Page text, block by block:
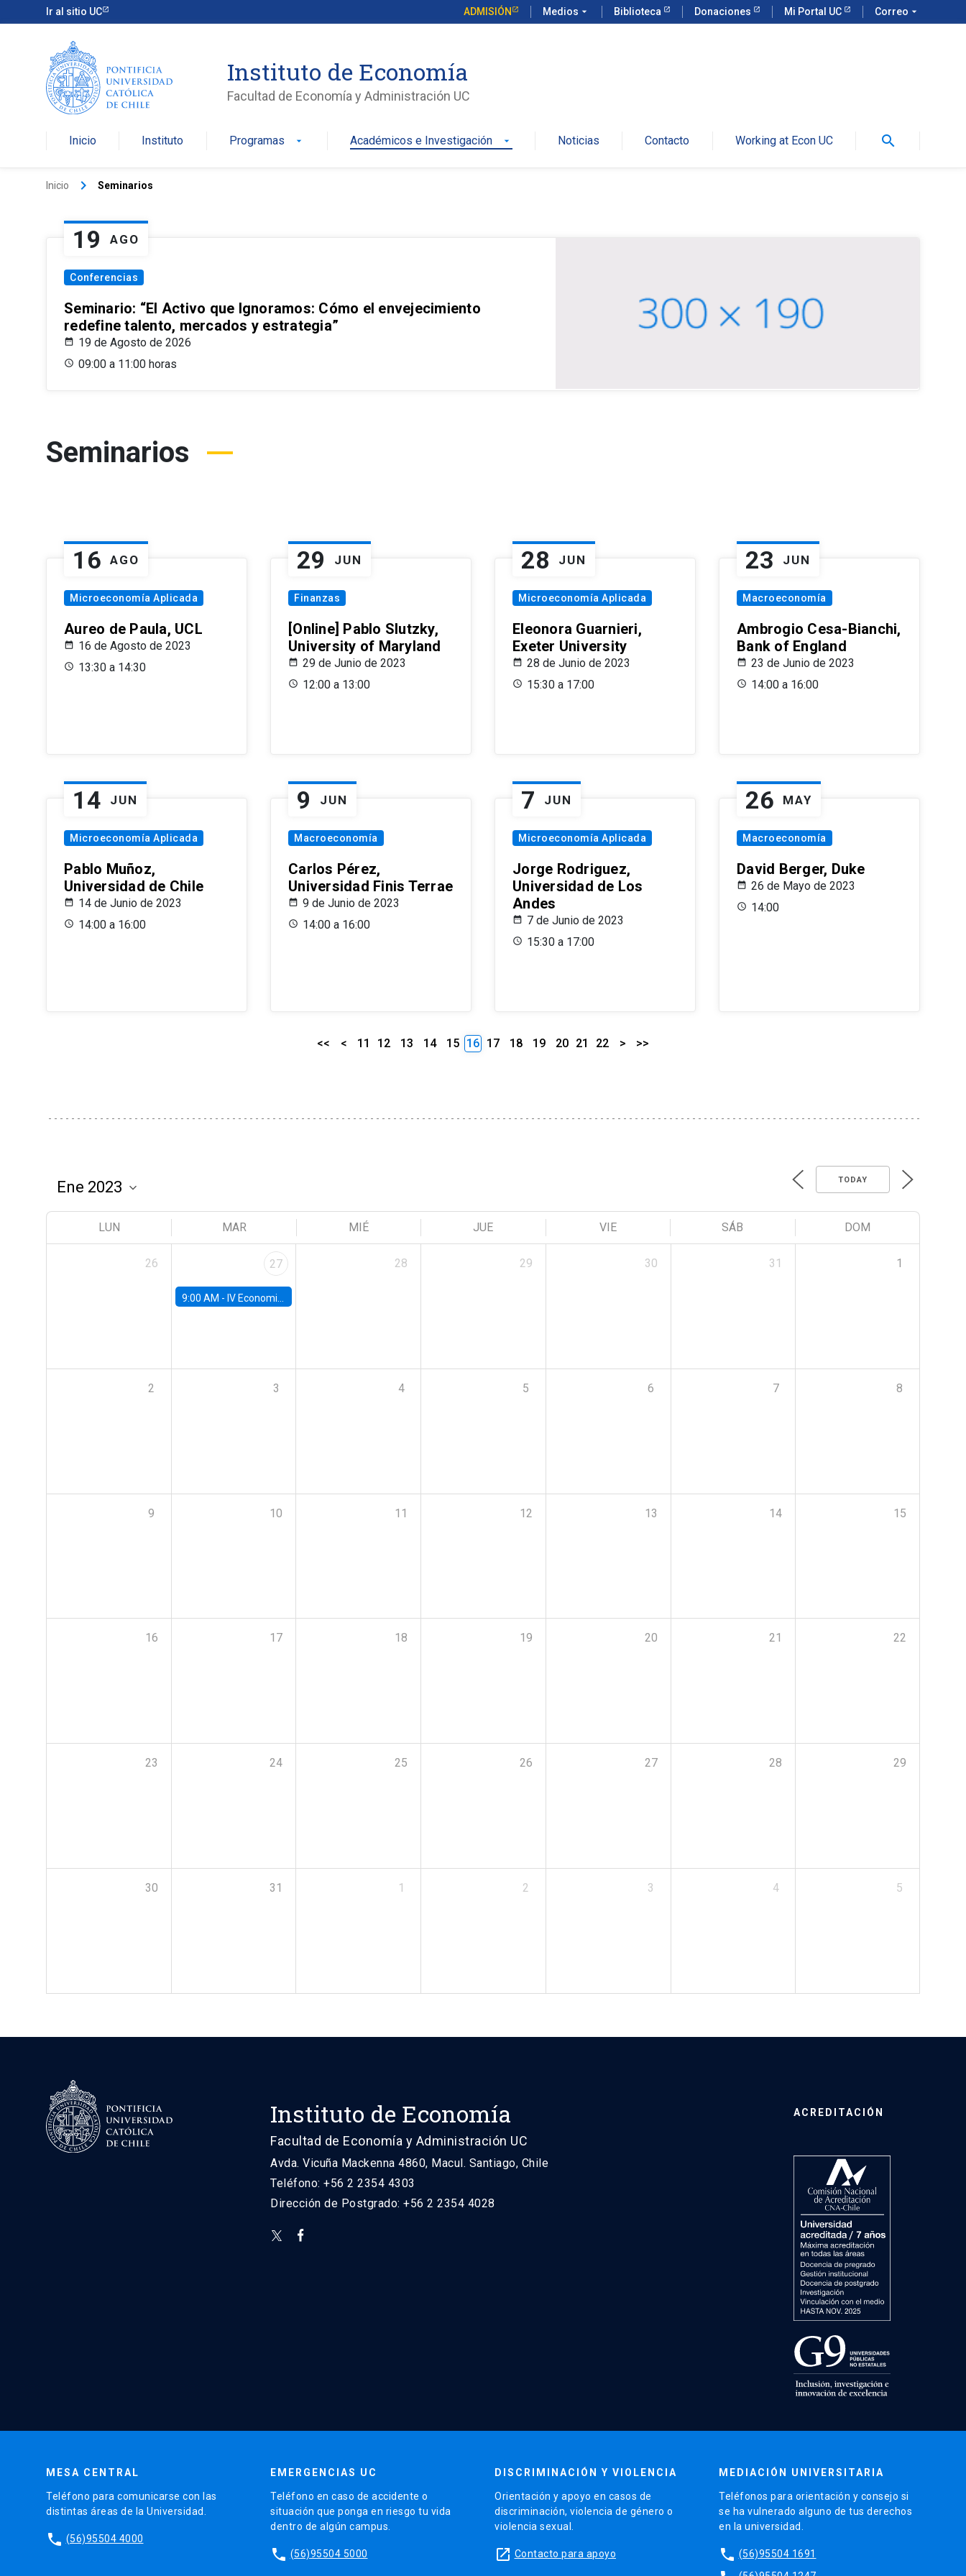
Ir al sitio UC ADMISIÓN Medios arrow_drop_down Biblioteca Donaciones Mi Portal UC Correo arrow_drop_down
Instituto de Economía
Facultad de Economía y Administración UC
Inicio Instituto Programas arrow_drop_down Académicos e Investigación arrow_drop_down Noticias Contacto Working at Econ UC search
Inicio keyboard_arrow_right Seminarios
19 AGO
Conferencias
Seminario: “El Activo que Ignoramos: Cómo el envejecimiento
redefine talento, mercados y estrategia”
19 de Agosto de 2026
09:00 a 11:00 horas
Seminarios
16 AGO
Microeconomía Aplicada
Aureo de Paula, UCL
16 de Agosto de 2023
13:30 a 14:30
29 JUN
Finanzas
[Online] Pablo Slutzky,
University of Maryland
29 de Junio de 2023
12:00 a 13:00
28 JUN
Microeconomía Aplicada
Eleonora Guarnieri,
Exeter University
28 de Junio de 2023
15:30 a 17:00
23 JUN
Macroeconomía
Ambrogio Cesa-Bianchi,
Bank of England
23 de Junio de 2023
14:00 a 16:00
14 JUN
Microeconomía Aplicada
Pablo Muñoz,
Universidad de Chile
14 de Junio de 2023
14:00 a 16:00
9 JUN
Macroeconomía
Carlos Pérez,
Universidad Finis Terrae
9 de Junio de 2023
14:00 a 16:00
7 JUN
Microeconomía Aplicada
Jorge Rodriguez,
Universidad de Los
Andes
7 de Junio de 2023
15:30 a 17:00
26 MAY
Macroeconomía
David Berger, Duke
26 de Mayo de 2023
14:00
<< < 11 12 13 14 15 16 17 18 19 20 21 22 > >>
TODAY
LUN MAR MIÉ JUE VIE SÁB DOM
26 27
9:00 AM - IV Economics Alumni Workshop
28 29 30 31 1
2 3 4 5 6 7 8
9 10 11 12 13 14 15
16 17 18 19 20 21 22
23 24 25 26 27 28 29
30 31 1 2 3 4 5
Instituto de Economía
Facultad de Economía y Administración UC
Avda. Vicuña Mackenna 4860, Macul. Santiago, Chile
Teléfono: +56 2 2354 4303
Dirección de Postgrado: +56 2 2354 4028
ACREDITACIÓN
MESA CENTRAL
Teléfono para comunicarse con las
distintas áreas de la Universidad.
phone (56)95504 4000
EMERGENCIAS UC
Teléfono en caso de accidente o
situación que ponga en riesgo tu vida
dentro de algún campus.
phone (56)95504 5000
DISCRIMINACIÓN Y VIOLENCIA
Orientación y apoyo en casos de
discriminación, violencia de género o
violencia sexual.
launch Contacto para apoyo
MEDIACIÓN UNIVERSITARIA
Teléfonos para orientación y consejo si
se ha vulnerado alguno de tus derechos
en la universidad.
phone (56)95504 1691